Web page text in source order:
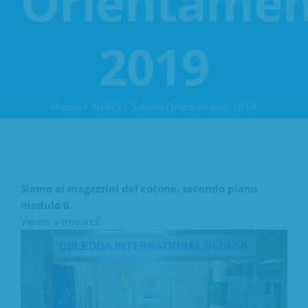
2019
Home NEWS Salone Orientamenti 2019